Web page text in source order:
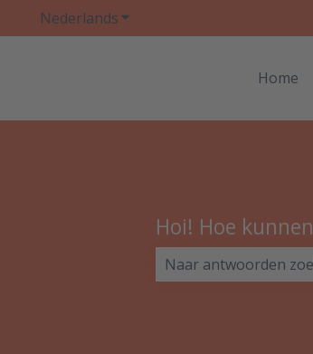
NederlandsSubmenu tonen voor
Home
Hoi! Hoe